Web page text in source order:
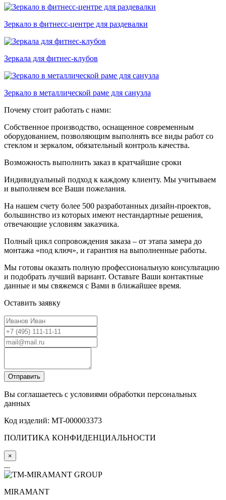
Зеркало в фитнесс-центре для раздевалки
Зеркала для фитнес-клубов
Зеркало в металлической раме для санузла
Почему стоит работать с нами:
Собственное производство, оснащенное современным
оборудованием, позволяющим выполнять все виды работ со
стеклом и зеркалом, обязательный контроль качества.
Возможность выполнить заказ в кратчайшие сроки
Индивидуальный подход к каждому клиенту. Мы учитываем
и выполняем все Ваши пожелания.
На нашем счету более 500 разработанных дизайн-проектов,
большинство из которых имеют нестандартные решения,
отвечающие условиям заказчика.
Полный цикл сопровождения заказа – от этапа замера до
монтажа «под ключ», и гарантия на выполненные работы.
Мы готовы оказать полную профессиональную консультацию
и подобрать лучший вариант. Оставьте Ваши контактные
данные и мы свяжемся с Вами в ближайшее время.
Оставить заявку
Вы соглашаетесь с условиями обработки персональных
данных
Код изделий: MT-000003373
ПОЛИТИКА КОНФИДЕНЦИАЛЬНОСТИ
×
...
MIRAMANT